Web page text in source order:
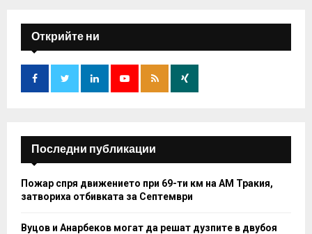
f
o
:
E
A
H
Открийте ни
Последни публикации
Пожар спря движението при 69-ти км на АМ Тракия,
затвориха отбивката за Септември
Вуцов и Анарбеков могат да решат дузпите в двубоя